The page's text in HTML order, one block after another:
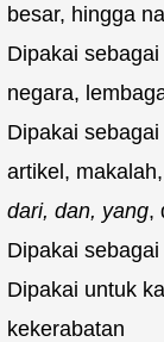
besar, hingga
Dipakai
negara,
Dipakai
artikel,
dari, dan, yang,
Dipakai
Dipakai untuk
kekerabatan